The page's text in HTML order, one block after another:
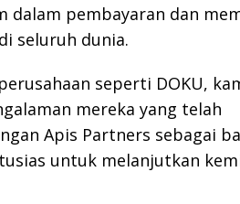
dalam pembayaran dan
seluruh dunia.
seperti DOKU,
mereka yang telah
Apis Partners sebagai
untuk melanjutkan